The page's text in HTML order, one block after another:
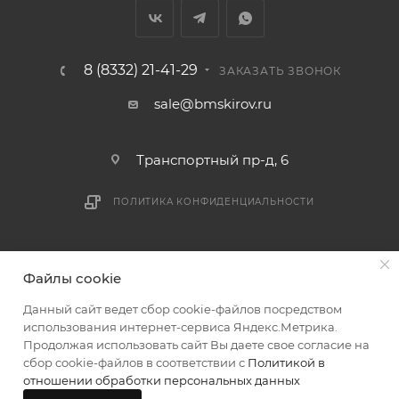
раньше связаться с менеджером, либо с отделом
ВАЖНО: Покупатель обязан обеспечить наличие
отказаться от доставки. Стоимость повторной
Доставка заказов по России не осуществляется.
8 (8332) 21-41-29 ЗАКАЗАТЬ ЗВОНОК
sale@bmskirov.ru
Транспортный пр-д, 6
ПОЛИТИКА КОНФИДЕНЦИАЛЬНОСТИ
Файлы cookie
Данный сайт ведет сбор cookie-файлов посредством
использования интернет-сервиса Яндекс.Метрика.
Продолжая использовать сайт Вы даете свое согласие на
сбор cookie-файлов в соответствии с Политикой в
отношении обработки персональных данных